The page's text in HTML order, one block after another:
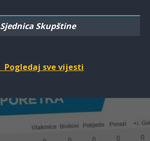
Sjednica Skupštine
Pogledaj sve vijesti